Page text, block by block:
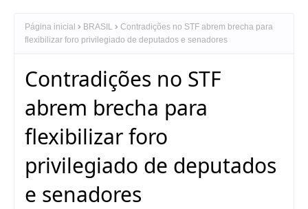
Página inicial BRASIL
Contradições no STF abrem brecha para
flexibilizar foro privilegiado de deputados e senadores
Contradições no STF
abrem brecha para
flexibilizar foro
privilegiado de deputados
e senadores